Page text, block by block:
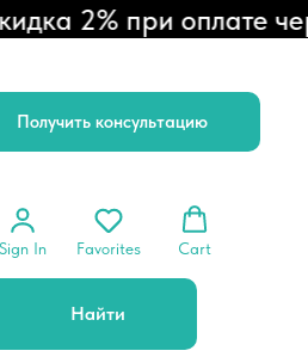
2% при оплате
Получить консультацию
Sign In Favorites Cart
Найти